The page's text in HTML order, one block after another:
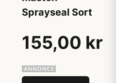
Sprayseal Sort
155,00 kr